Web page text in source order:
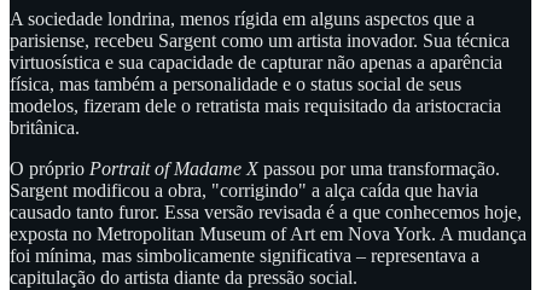
A sociedade londrina, menos rígida em alguns aspectos que a
parisiense, recebeu Sargent como um artista inovador. Sua técnica
virtuosística e sua capacidade de capturar não apenas a aparência
física, mas também a personalidade e o status social de seus
modelos, fizeram dele o retratista mais requisitado da aristocracia
britânica.
O próprio Portrait of Madame Xpassou por uma transformação.
Sargent modificou a obra, "corrigindo" a alça caída que havia
causado tanto furor. Essa versão revisada é a que conhecemos hoje,
exposta no Metropolitan Museum of Art em Nova York. A mudança
foi mínima, mas simbolicamente significativa – representava a
capitulação do artista diante da pressão social.